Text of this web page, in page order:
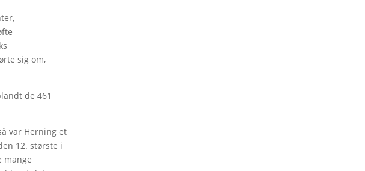
sig om,
de 461
var Herning et
12. største i
mange